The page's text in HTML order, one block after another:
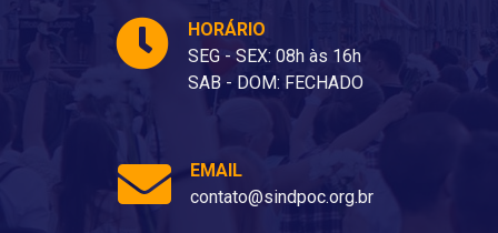
HORÁRIO
SEG - SEX: 08h às 16h
SAB - DOM: FECHADO
EMAIL
contato@sindpoc.org.br